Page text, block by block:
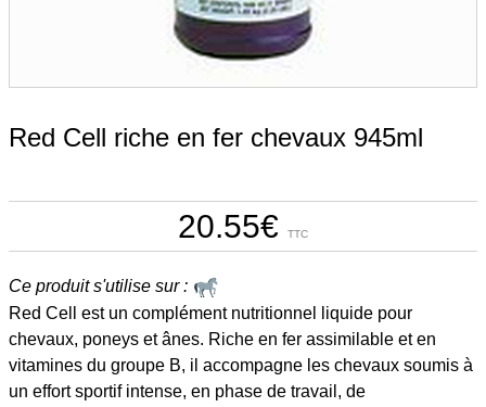
Red Cell riche en fer chevaux 945ml
20.55€ TTC
Ce produit s'utilise sur :
Red Cell est un complément nutritionnel liquide pour
chevaux, poneys et ânes. Riche en fer assimilable et en
vitamines du groupe B, il accompagne les chevaux soumis à
un effort sportif intense, en phase de travail, de